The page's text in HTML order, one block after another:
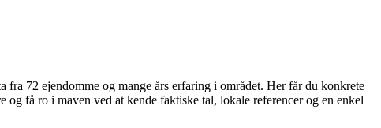
72 ejendomme og mange års erfaring i området. Her får du konkrete
få ro i maven ved at kende faktiske tal, lokale referencer og en enkel